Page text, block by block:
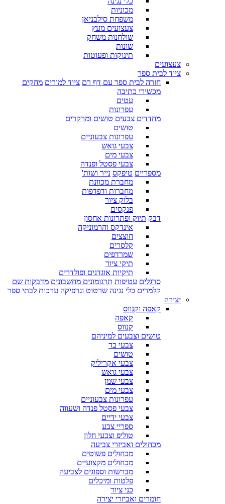
מכוניות
משפחת סילבניאן
צעצועים מעץ
שולחנות משחק
שונות
תינוקות ופעוטות
צעצועים
ציוד לבית ספר
חזרה לבית ספר עם דף רם ציוד למורים מחקים
מכשירי כתיבה
עטים
עפרונות
מחדדים צבעים טושים ומרקרים
טושים
עפרונות צבעוניים
צבעי גואש
צבעי מים
צבעי פסטל ופנדה
מספריים טיפקס נייר ושות'
מחברת מכוונת
מחברות ודפדפות
בלוק ציור
פנקסים
דבק תיוק ופתרונות אחסון
אינדקס והרמוניקה
חוצצים
קלסרים
שמרדפים
תיקי ציור
תיקיות אוגדנים ופולדרים
סרגלים עטיפות תרגומונים מחשבונים מדבקות שם
קלמרים כלי נגינה שרטוט וגרפיקה ערכות לבתי ספר
יצירה
קאפה וקנווס
קאפה
קנווס
טושים וצבעים למיניהם
צבעי בד
טושים
צבעי אקריליק
צבעי גואש
צבעי שמן
צבעי מים
עפרונות צבעוניים
צבעי פסטל פנדה ושעווה
צבעי ידיים
ספריי צבע
טוליפ וצבעי חלון
מכחולים ואביזרי צביעה
מכחולים פשוטים
מכחולים מקצועיים
מברשות וספוגים לצביעה
פלטות ומיכלים
כני ציור
חומרים ואביזרי יצירה